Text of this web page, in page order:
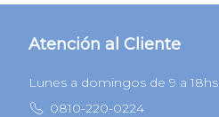
Atención al Cliente
Lunes a domingos de 9 a 18hs
0810-220-0224